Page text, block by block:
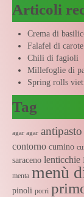
Articoli
Crema di
Falafel di carote
Chili di fagioli
Millefoglie di
Spring rolls
Tag
agar agar antipasto
contorno cumino
saraceno lenticchie
menta menù
pinoli porri